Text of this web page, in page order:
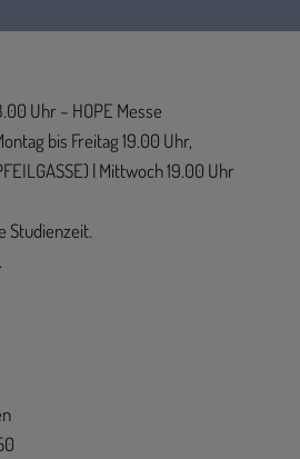
Uhr – HOPE Messe
bis Freitag 19.00 Uhr,
| Mittwoch 19.00 Uhr
Studienzeit.